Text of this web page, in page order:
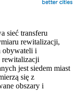
sieć transferu
rewitalizacji,
obywateli i
rewitalizacji
jest siedem miast
się z
obszary i